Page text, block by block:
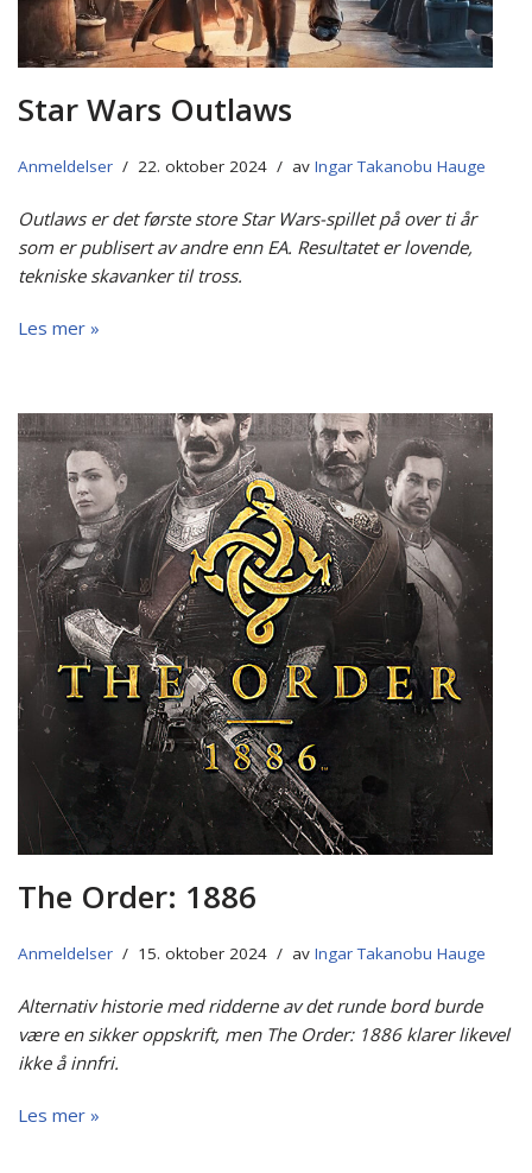
Star Wars Outlaws
Anmeldelser 22. oktober 2024 av Ingar Takanobu Hauge
Outlaws er det første store Star Wars-spillet på over ti år
som er publisert av andre enn EA. Resultatet er lovende,
tekniske skavanker til tross.
Les mer »
The Order: 1886
Anmeldelser 15. oktober 2024 av Ingar Takanobu Hauge
Alternativ historie med ridderne av det runde bord burde
være en sikker oppskrift, men The Order: 1886 klarer likevel
ikke å innfri.
Les mer »